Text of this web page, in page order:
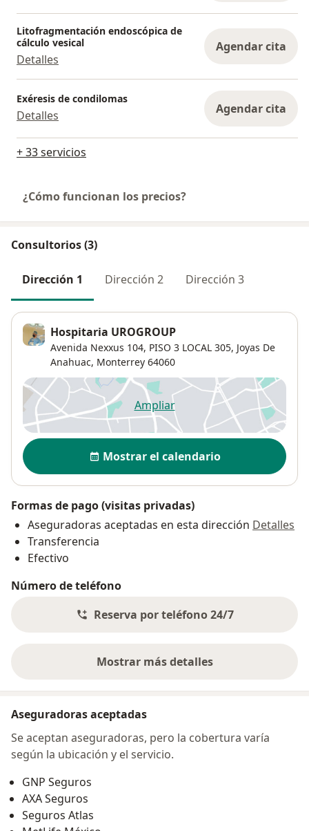
Litofragmentación endoscópica de
cálculo vesical
Detalles
Agendar cita
Exéresis de condilomas
Detalles Agendar cita
+ 33 servicios
¿Cómo funcionan los precios?
Consultorios (3)
Dirección 1 Dirección 2 Dirección 3
Hospitaria UROGROUP
Avenida Nexxus 104, PISO 3 LOCAL 305, Joyas De
Anahuac, Monterrey 64060
Ampliarse abre en una nueva
Disponibilidad
Mostrar el calendario
Formas de pago (visitas privadas)
Aseguradoras aceptadas en esta dirección Detalles
Transferencia
Efectivo
Número de teléfono
Reserva por teléfono 24/7
Mostrar más detalles
sobre la dirección
Aseguradoras aceptadas
Se aceptan aseguradoras, pero la cobertura varía
según la ubicación y el servicio.
GNP Seguros
AXA Seguros
Seguros Atlas